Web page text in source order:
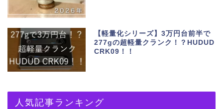
【軽量化シリーズ】3万円台前半で
277gの超軽量クランク！？HUDUD
CRK09！！
人気記事ランキング